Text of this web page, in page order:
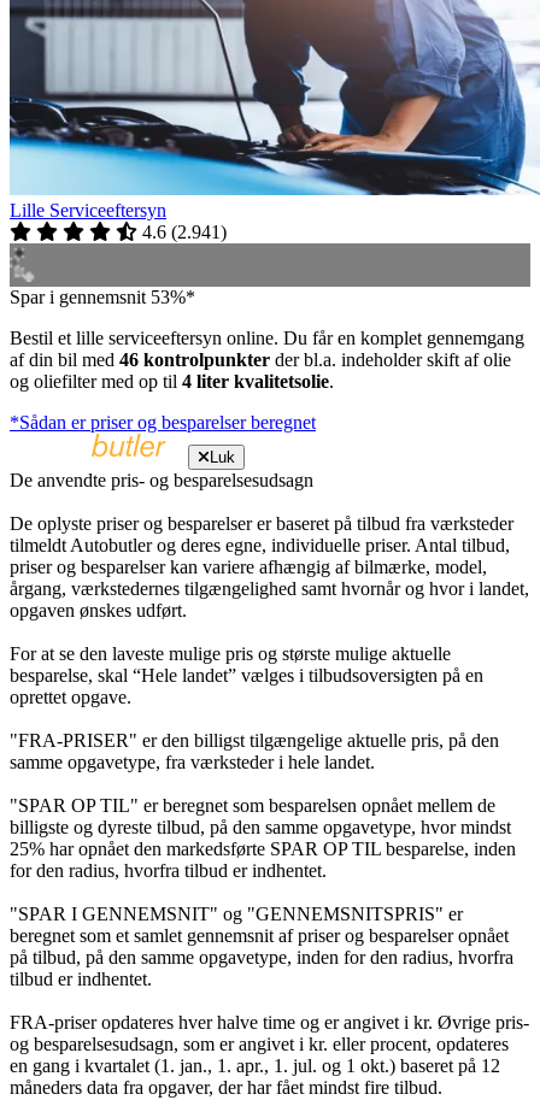
Lille Serviceeftersyn
4.6 (2.941)
Spar i gennemsnit 53%*
Bestil et lille serviceeftersyn online. Du får en komplet gennemgang
af din bil med 46 kontrolpunkter der bl.a. indeholder skift af olie
og oliefilter med op til 4 liter kvalitetsolie.
*Sådan er priser og besparelser beregnet
Luk
De anvendte pris- og besparelsesudsagn
De oplyste priser og besparelser er baseret på tilbud fra værksteder
tilmeldt Autobutler og deres egne, individuelle priser. Antal tilbud,
priser og besparelser kan variere afhængig af bilmærke, model,
årgang, værkstedernes tilgængelighed samt hvornår og hvor i landet,
opgaven ønskes udført.
For at se den laveste mulige pris og største mulige aktuelle
besparelse, skal “Hele landet” vælges i tilbudsoversigten på en
oprettet opgave.
"FRA-PRISER" er den billigst tilgængelige aktuelle pris, på den
samme opgavetype, fra værksteder i hele landet.
"SPAR OP TIL" er beregnet som besparelsen opnået mellem de
billigste og dyreste tilbud, på den samme opgavetype, hvor mindst
25% har opnået den markedsførte SPAR OP TIL besparelse, inden
for den radius, hvorfra tilbud er indhentet.
"SPAR I GENNEMSNIT" og "GENNEMSNITSPRIS" er
beregnet som et samlet gennemsnit af priser og besparelser opnået
på tilbud, på den samme opgavetype, inden for den radius, hvorfra
tilbud er indhentet.
FRA-priser opdateres hver halve time og er angivet i kr. Øvrige pris-
og besparelsesudsagn, som er angivet i kr. eller procent, opdateres
en gang i kvartalet (1. jan., 1. apr., 1. jul. og 1 okt.) baseret på 12
måneders data fra opgaver, der har fået mindst fire tilbud.